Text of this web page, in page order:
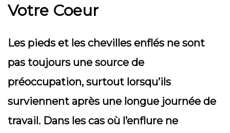
Votre Coeur
Les pieds et les chevilles enflés ne sont
pas toujours une source de
préoccupation, surtout lorsqu’ils
surviennent après une longue journée de
travail. Dans les cas où l’enflure ne